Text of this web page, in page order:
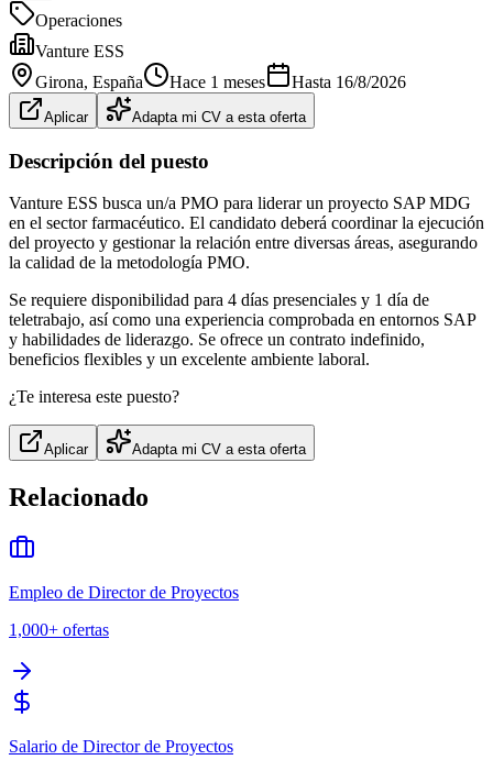
Operaciones
Vanture ESS
Girona, España Hace 1 meses Hasta 16/8/2026
Aplicar Adapta mi CV a esta oferta
Descripción del puesto
Vanture ESS busca un/a PMO para liderar un proyecto SAP MDG
en el sector farmacéutico. El candidato deberá coordinar la ejecución
del proyecto y gestionar la relación entre diversas áreas, asegurando
la calidad de la metodología PMO.
Se requiere disponibilidad para 4 días presenciales y 1 día de
teletrabajo, así como una experiencia comprobada en entornos SAP
y habilidades de liderazgo. Se ofrece un contrato indefinido,
beneficios flexibles y un excelente ambiente laboral.
¿Te interesa este puesto?
Aplicar Adapta mi CV a esta oferta
Relacionado
Empleo de Director de Proyectos
1,000+ ofertas
Salario de Director de Proyectos